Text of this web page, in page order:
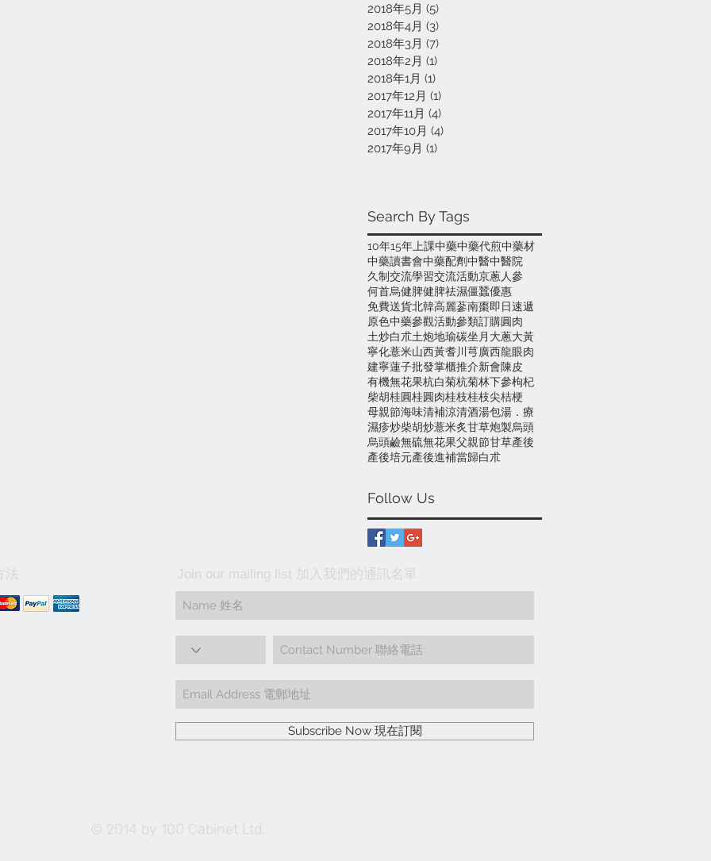
2018年5月 (5)
2018年4月 (3)
2018年3月 (7)
2018年2月 (1)
2018年1月 (1)
2017年12月 (1)
2017年11月 (4)
2017年10月 (4)
2017年9月 (1)
Search By Tags
10年15年 上課中藥中藥代煎中藥材
中藥讀書會中藥配劑中醫中醫院
久制交流學習交流活動京蔥人參
何首烏健脾健脾祛濕僵蠶優惠
免費送貨北韓高麗蔘南棗即日速遞
原色中藥參觀活動參類訂購圓肉
土炒白朮土炮地瑜碳坐月 大蔥大黃
寧化薏米山西黃耆川芎廣西龍眼肉
建寧蓮子批發掌櫃推介新會陳皮
有機無花果杭白菊杭菊林下參枸杞
柴胡桂圓桂圓肉桂枝桂枝尖桔梗
母親節海味清補涼清酒湯包湯．療
濕疹炒柴胡炒薏米炙甘草炮製烏頭
烏頭鹼無硫無花果父親節甘草產後
產後培元產後進補當歸白朮
Follow Us
法 Join our mailing list 加入我們的通訊名單
Subscribe Now 現在訂閱
© 2014 by 100 Cabinet Ltd.